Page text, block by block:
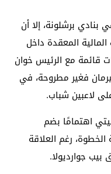
برشلونة، إلا أن
المعقدة داخل
قائمة مع الرئيس خوان
فغير مطروحة، في
لاعبين شباب.
اهتمامًا بضم
رغم العلاقة
بيب جوارديولا.